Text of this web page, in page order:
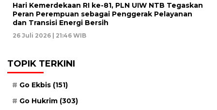
Hari Kemerdekaan RI ke-81, PLN UIW NTB Tegaskan
Peran Perempuan sebagai Penggerak Pelayanan
dan Transisi Energi Bersih
26 Juli 2026 | 21:46 WIB
TOPIK TERKINI
Go Ekbis (151)
Go Hukrim (303)